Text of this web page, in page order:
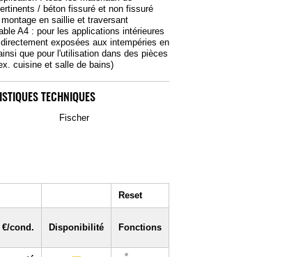
/ béton fissuré et non fissuré
en saillie et traversant
A4 : pour les applications intérieures
exposées aux intempéries en
que pour l'utilisation dans des pièces
cuisine et salle de bains)
TECHNIQUES
Fischer
Reset
€/cond. Disponibilité Fonctions